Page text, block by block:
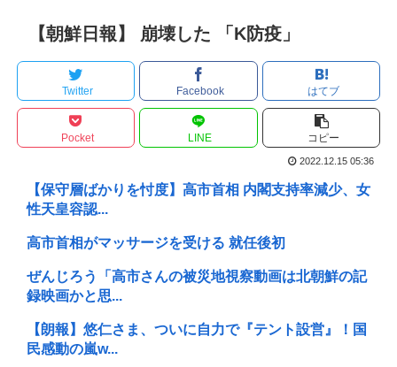
【朝鮮日報】 崩壊した 「K防疫」
Twitter Facebook はてブ
Pocket LINE コピー
2022.12.15 05:36
【保守層ばかりを忖度】高市首相 内閣支持率減少、女
性天皇容認...
高市首相がマッサージを受ける 就任後初
ぜんじろう「高市さんの被災地視察動画は北朝鮮の記
録映画かと思...
【朗報】悠仁さま、ついに自力で『テント設営』！国
民感動の嵐w...